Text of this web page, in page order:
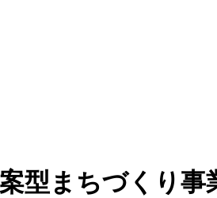
型まちづくり